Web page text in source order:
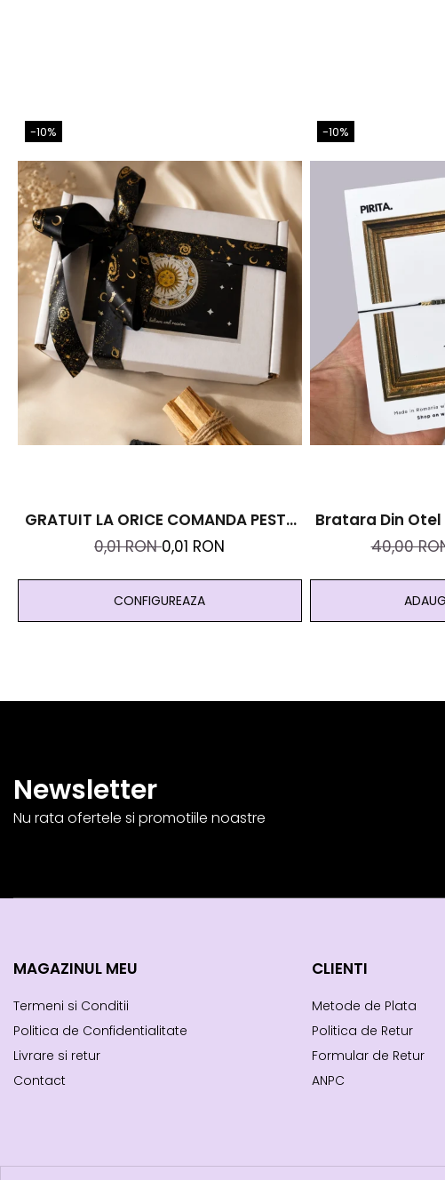
-10%
GRATUIT LA ORICE COMANDA PESTE
99 RON - Cutie Personalizata Cadou
0,01 RON0,01 RON
CONFIGUREAZA
-10%
Bratara Din
Cristale
40,00
Newsletter
Nu rata ofertele si promotiile noastre
MAGAZINUL MEU
Termeni si Conditii
Politica de Confidentialitate
Livrare si retur
Contact
CLIENTI
Metode de Plata
Politica de Retur
Formular de Retur
ANPC